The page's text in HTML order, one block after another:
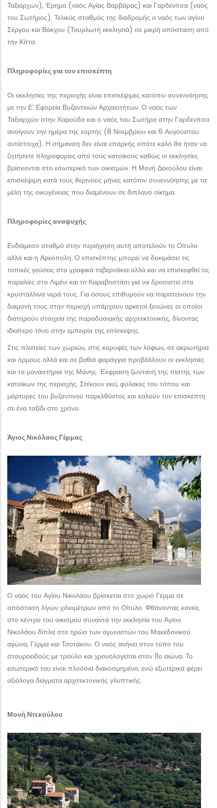
Ταξιαρχών), Έρημο (ναός Αγίας Βαρβάρας) και Γαρδενίτσα (ναός
του Σωτήρος). Τελικός σταθμός της διαδρομής ο ναός των αγίου
Σέργου και Βάκχου (Τουρλωτή εκκλησιά) σε μικρή απόσταση από
την Κίττα.
Πληροφορίες για τον επισκέπτη
Οι εκκλησίες της περιοχής είναι επισκέψιμες κατόπιν συνεννόησης
με την Ε’ Εφορεία Βυζαντινών Αρχαιοτήτων. Ο ναός των
Ταξιαρχών στην Χαρούδα και ο ναός του Σωτήρα στην Γαρδενίτσα
ανοίγουν την ημέρα της εορτής (8 Νοεμβρίου και 6 Αυγούστου
αντίστοιχα). Η σήμανση δεν είναι επαρκής οπότε καλό θα ήταν να
ζητήσετε πληροφορίες από τους κατοίκους καθώς οι εκκλησίες
βρίσκονται στο εσωτερικό των οικισμών. Η Μονή Δεκούλου είναι
επισκέψιμη κατά τους θερινούς μήνες κατόπιν συνεννόησης με τα
μέλη της οικογένειας που διαμένουν σε διπλανό οίκημα.
Πληροφορίες αναψυχής
Ενδιάμεσο σταθμό στην περιήγηση αυτή αποτελούν το Οίτυλο
αλλά και η Αρεόπολη. Ο επισκέπτης μπορεί να δοκιμάσει τις
τοπικές γεύσεις στα γραφικά ταβερνάκια αλλά και να επισκεφθεί τις
παραλίες στο Λιμένι και το Καραβοστάσι για να δροσιστεί στα
κρυστάλλινα νερά τους. Για όσους επιθυμούν να παρατείνουν την
διαμονή τους στην περιοχή υπάρχουν αρκετοί ξενώνες οι οποίοι
διατηρούν στοιχεία της παραδοσιακής αρχιτεκτονικής, δίνοντας
ιδιαίτερο τόνο στην εμπειρία της επίσκεψης.
Στις πλατείες των χωριών, στις κορυφές των λόφων, σε ακρωτήρια
και όρμους αλλά και σε βαθιά φαράγγια προβάλλουν οι εκκλησιές
και τα μοναστήρια της Μάνης. Έκφραση ζωντανή της πίστης των
κατοίκων της περιοχής. Στέκουν εκεί, φύλακες του τόπου και
μάρτυρες του βυζαντινού παρελθόντος και καλούν τον επισκέπτη
σε ένα ταξίδι στο χρόνο.
Άγιος Νικόλαος Γέρμας
Ο ναός του Αγίου Νικολάου βρίσκεται στο χωριό Γέρμα σε
απόσταση λίγων χιλιομέτρων από το Οίτυλο. Φθάνοντας κανείς
στο κέντρο του οικισμού συναντά την εκκλησία του Αγίου
Νικολάου δίπλα στο ηρώο των αγωνιστών του Μακεδονικού
αγώνα, Γέρμα και Τσοτάκου. Ο ναός ανήκει στον τύπο του
σταυροειδούς με τρούλο και χρονολογείται στον 11ο αιώνα. Το
εσωτερικό του είναι πλούσια διακοσμημένο, ενώ εξωτερικά φέρει
αξιόλογα δείγματα αρχιτεκτονικής γλυπτικής.
Μονή Ντεκούλου